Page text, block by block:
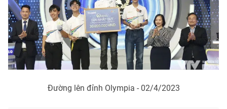
Đường lên đỉnh Olympia - 02/4/2023